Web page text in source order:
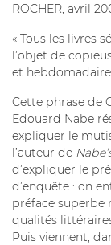
ROCHER, avril
« Tous les livres
l’objet de
et
Cette phrase de
Edouard Nabe
expliquer le
l’auteur de
d’expliquer le
d’enquête : on
préface superbe
qualités
Puis viennent,